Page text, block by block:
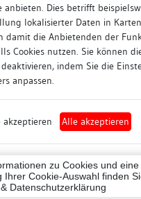
anbieten. Dies betrifft
lokalisierter Daten in
damit die Anbietenden der
Cookies nutzen. Sie können
indem Sie die
anpassen.
Alle akzeptieren
zu Cookies und
Ihrer Cookie-Auswahl finden
Datenschutzerklärung
Tübingen
Biberach
8426070011
keine
keiner